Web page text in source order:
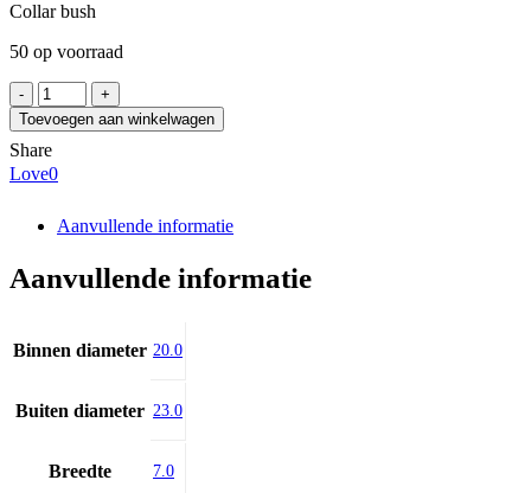
Collar bush
50 op voorraad
IGUS
GFM-
2023-
07
aantal
Toevoegen aan winkelwagen
Share
Love0
Aanvullende informatie
Aanvullende informatie
Binnen diameter 20.0
Buiten diameter 23.0
Breedte 7.0